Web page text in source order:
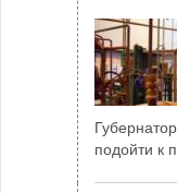
подойти к